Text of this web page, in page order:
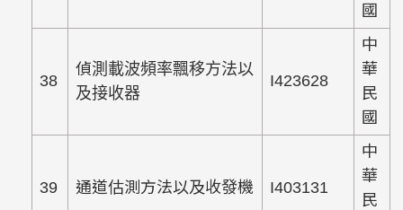
國
38
偵測載波頻率飄移方法以
及接收器
I423628
中
華
民
國
39 通道估測方法以及收發機 I403131
中
華
民